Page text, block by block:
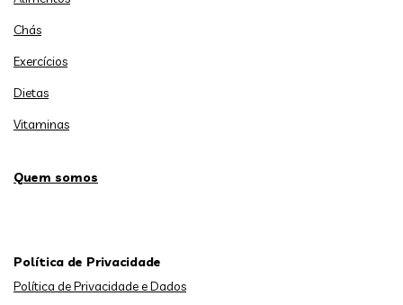
Chás
Exercícios
Dietas
Vitaminas
Quem somos
Política de Privacidade
Política de Privacidade e Dados